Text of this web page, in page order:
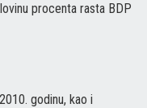
procenta rasta BDP
godinu, kao i